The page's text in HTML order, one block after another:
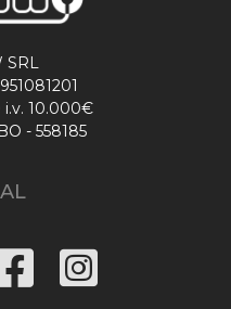
SRL
i.v. 10.000€
- 558185